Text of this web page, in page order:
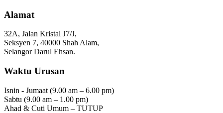
Alamat
32A, Jalan Kristal J7/J,
Seksyen 7, 40000 Shah Alam,
Selangor Darul Ehsan.
Waktu Urusan
Isnin - Jumaat (9.00 am – 6.00 pm)
Sabtu (9.00 am – 1.00 pm)
Ahad & Cuti Umum – TUTUP